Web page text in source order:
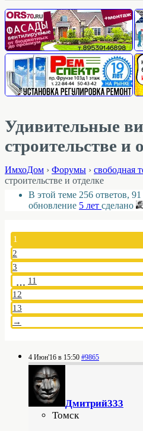
Удивительные
строительстве и
ИмхоДом › Форумы › свободная
строительстве и отделке
В этой теме 256 ответов,
обновление 5 лет сделано
1
2
3
… 11
12
13
→
4 Июн'16 в 15:50 #9865
Дмитрий333
Томск